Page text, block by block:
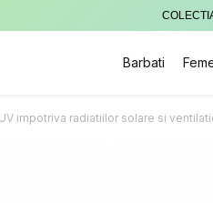
Barbati
impotriva radiatiilor solare si